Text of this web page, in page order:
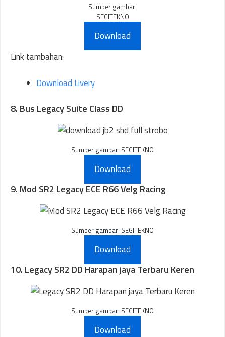
Sumber gambar:
SEGITEKNO
Download
Link tambahan:
Download Livery
8. Bus Legacy Suite Class DD
Sumber gambar: SEGITEKNO
Download
9. Mod SR2 Legacy ECE R66 Velg Racing
Sumber gambar: SEGITEKNO
Download
10. Legacy SR2 DD Harapan jaya Terbaru Keren
Sumber gambar: SEGITEKNO
Download